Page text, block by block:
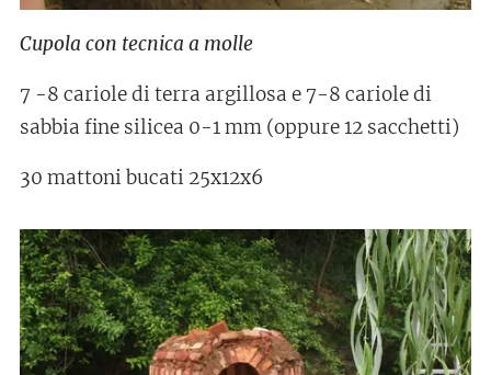
Cupola con tecnica a molle
7 -8 cariole di terra argillosa e 7-8 cariole di
sabbia fine silicea 0-1 mm (oppure 12 sacchetti)
30 mattoni bucati 25x12x6